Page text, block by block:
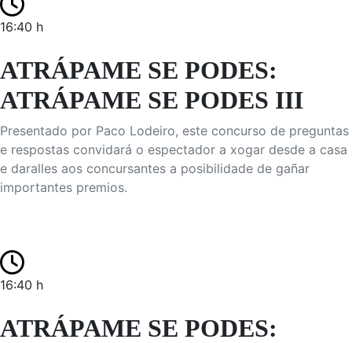
16:40 h
ATRÁPAME SE PODES:
ATRÁPAME SE PODES III
Presentado por Paco Lodeiro, este concurso de preguntas
e respostas convidará o espectador a xogar desde a casa
e daralles aos concursantes a posibilidade de gañar
importantes premios.
16:40 h
ATRÁPAME SE PODES: